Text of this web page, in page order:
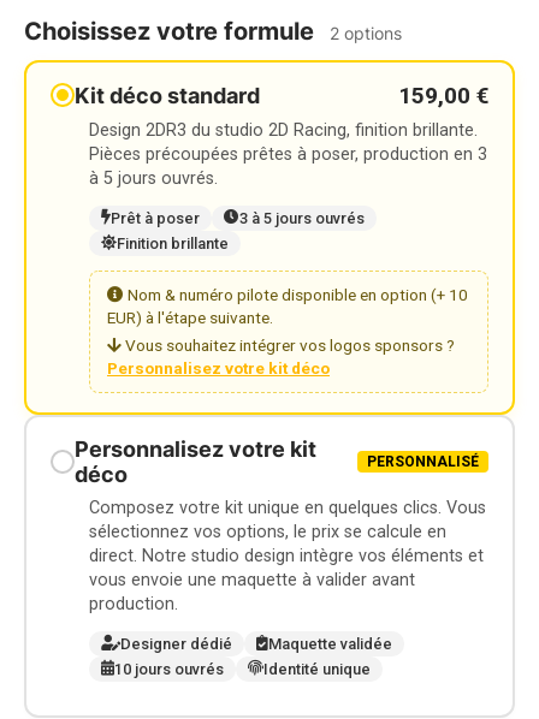
Choisissez votre formule 2 options
Kit déco standard 159,00 €
Design 2DR3 du studio 2D Racing, finition brillante.
Pièces précoupées prêtes à poser, production en 3
à 5 jours ouvrés.
Prêt à poser
3 à 5 jours ouvrés
Finition brillante
Nom & numéro pilote disponible en option (+ 10
EUR) à l'étape suivante.
Vous souhaitez intégrer vos logos sponsors ?
Personnalisez votre kit déco
Personnalisez votre kit
déco
PERSONNALISÉ
Composez votre kit unique en quelques clics. Vous
sélectionnez vos options, le prix se calcule en
direct. Notre studio design intègre vos éléments et
vous envoie une maquette à valider avant
production.
Designer dédié
Maquette validée
10 jours ouvrés
Identité unique